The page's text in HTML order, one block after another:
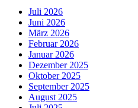
Juli 2026
Juni 2026
März 2026
Februar 2026
Januar 2026
Dezember 2025
Oktober 2025
September 2025
August 2025